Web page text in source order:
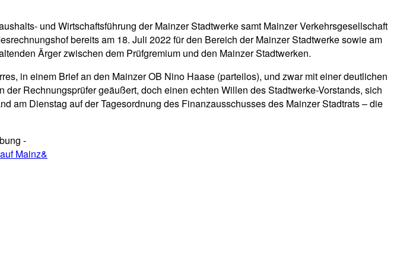
und Wirtschaftsführung der Mainzer Stadtwerke samt Mainzer Verkehrsgesellschaft
bereits am 18. Juli 2022 für den Bereich der Mainzer Stadtwerke sowie am
Ärger zwischen dem Prüfgremium und den Mainzer Stadtwerken.
in einem Brief an den Mainzer OB Nino Haase (parteilos), und zwar mit einer deutlichen
Rechnungsprüfer geäußert, doch einen echten Willen des Stadtwerke-Vorstands, sich
am Dienstag auf der Tagesordnung des Finanzausschusses des Mainzer Stadtrats – die
-